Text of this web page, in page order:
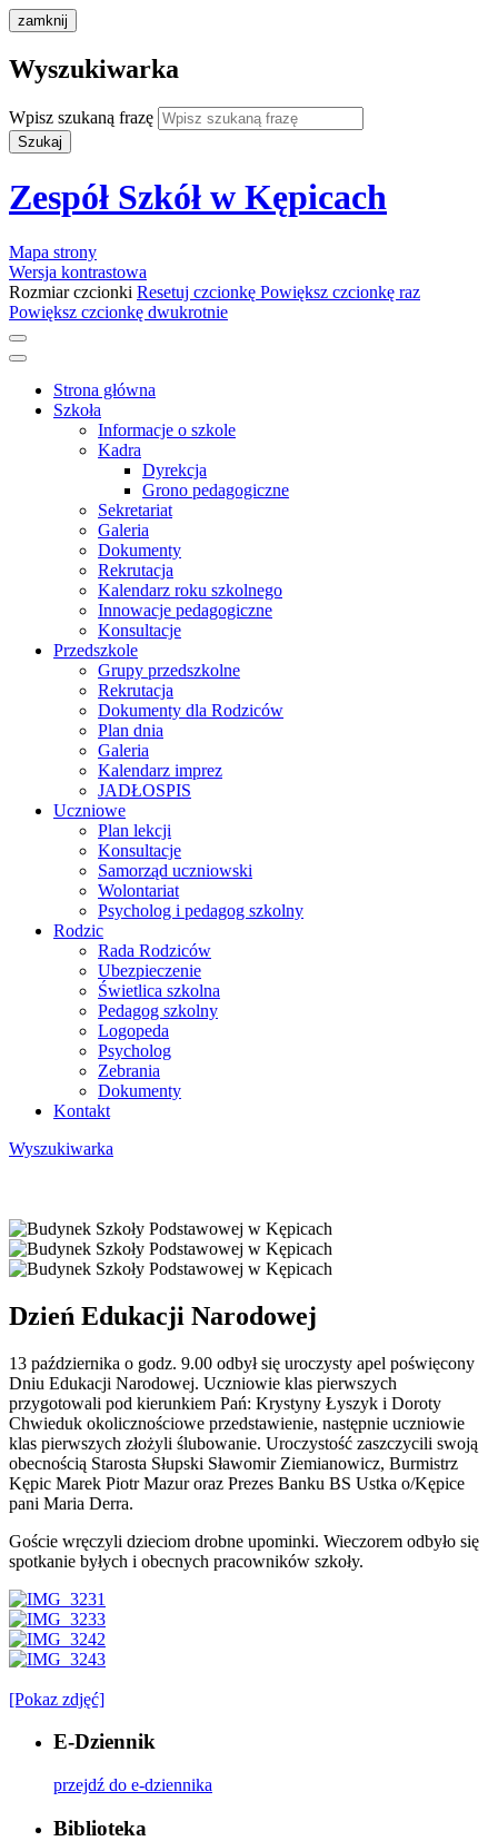
zamknij
Wyszukiwarka
Wpisz szukaną frazę
Szukaj
Zespół Szkół w Kępicach
Mapa strony
Wersja kontrastowa
Rozmiar czcionki Resetuj czcionkę Powiększ czcionkę raz
Powiększ czcionkę dwukrotnie
Strona główna
Szkoła
Informacje o szkole
Kadra
Dyrekcja
Grono pedagogiczne
Sekretariat
Galeria
Dokumenty
Rekrutacja
Kalendarz roku szkolnego
Innowacje pedagogiczne
Konsultacje
Przedszkole
Grupy przedszkolne
Rekrutacja
Dokumenty dla Rodziców
Plan dnia
Galeria
Kalendarz imprez
JADŁOSPIS
Uczniowe
Plan lekcji
Konsultacje
Samorząd uczniowski
Wolontariat
Psycholog i pedagog szkolny
Rodzic
Rada Rodziców
Ubezpieczenie
Świetlica szkolna
Pedagog szkolny
Logopeda
Psycholog
Zebrania
Dokumenty
Kontakt
Wyszukiwarka
Dzień Edukacji Narodowej
13 października o godz. 9.00 odbył się uroczysty apel poświęcony
Dniu Edukacji Narodowej. Uczniowie klas pierwszych
przygotowali pod kierunkiem Pań: Krystyny Łyszyk i Doroty
Chwieduk okolicznościowe przedstawienie, następnie uczniowie
klas pierwszych złożyli ślubowanie. Uroczystość zaszczycili swoją
obecnością Starosta Słupski Sławomir Ziemianowicz, Burmistrz
Kępic Marek Piotr Mazur oraz Prezes Banku BS Ustka o/Kępice
pani Maria Derra.
Goście wręczyli dzieciom drobne upominki. Wieczorem odbyło się
spotkanie byłych i obecnych pracowników szkoły.
[Pokaz zdjęć]
E-Dziennik
przejdź do e-dziennika
Biblioteka